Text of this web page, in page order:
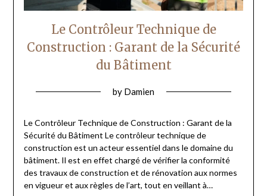
Le Contrôleur Technique de
Construction : Garant de la Sécurité
du Bâtiment
by Damien
Le Contrôleur Technique de Construction : Garant de la
Sécurité du Bâtiment Le contrôleur technique de
construction est un acteur essentiel dans le domaine du
bâtiment. Il est en effet chargé de vérifier la conformité
des travaux de construction et de rénovation aux normes
en vigueur et aux règles de l’art, tout en veillant à…